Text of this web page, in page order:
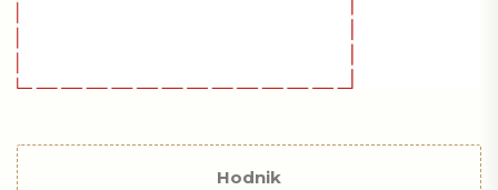
Hodnik